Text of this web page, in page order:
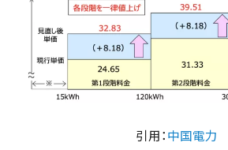
引用：中国電力